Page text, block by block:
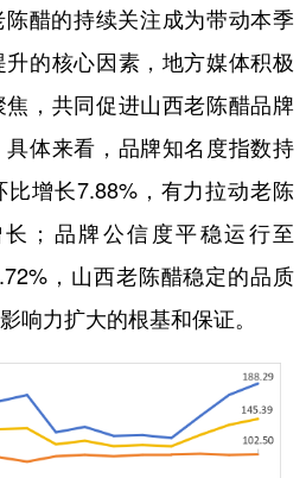
醋的持续关注成为带动本季
的核心因素，地方媒体积极
，共同促进山西老陈醋品牌
体来看，品牌知名度指数持
增长7.88%，有力拉动老陈
；品牌公信度平稳运行至
，山西老陈醋稳定的品质
响力扩大的根基和保证。